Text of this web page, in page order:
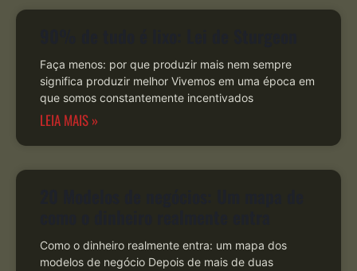
Faça menos: por que produzir mais nem sempre
significa produzir melhor Vivemos em uma época em
que somos constantemente incentivados
LEIA MAIS »
Como o dinheiro realmente entra: um mapa dos
modelos de negócio Depois de mais de duas